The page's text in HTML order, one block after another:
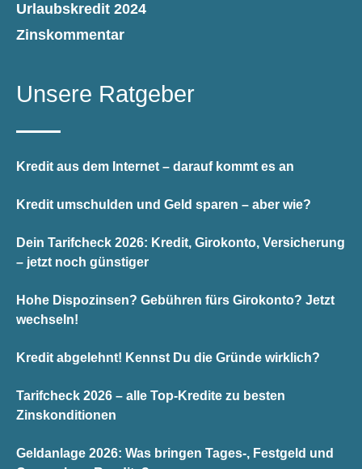
Urlaubskredit 2024
Zinskommentar
Unsere Ratgeber
Kredit aus dem Internet – darauf kommt es an
Kredit umschulden und Geld sparen – aber wie?
Dein Tarifcheck 2026: Kredit, Girokonto, Versicherung
– jetzt noch günstiger
Hohe Dispozinsen? Gebühren fürs Girokonto? Jetzt
wechseln!
Kredit abgelehnt! Kennst Du die Gründe wirklich?
Tarifcheck 2026 – alle Top-Kredite zu besten
Zinskonditionen
Geldanlage 2026: Was bringen Tages-, Festgeld und